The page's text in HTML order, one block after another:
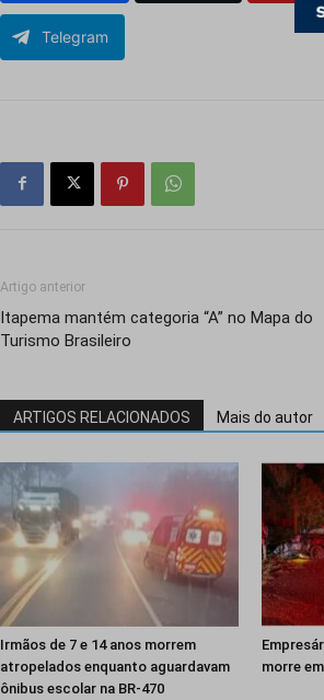
Telegram
Artigo anterior
Itapema mantém categoria “A” no Mapa do
Turismo Brasileiro​
ARTIGOS RELACIONADOS Mais do autor
Irmãos de 7 e 14 anos morrem
atropelados enquanto aguardavam
ônibus escolar na BR-470
morre